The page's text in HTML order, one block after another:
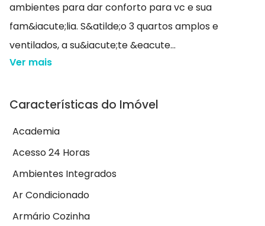
ambientes para dar conforto para vc e sua
fam&iacute;lia. S&atilde;o 3 quartos amplos e
ventilados, a su&iacute;te &eacute...
Ver mais
Características do Imóvel
Academia
Acesso 24 Horas
Ambientes Integrados
Ar Condicionado
Armário Cozinha